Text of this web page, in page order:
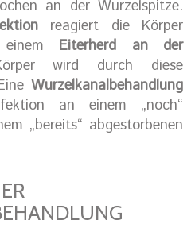
an der Wurzelspitze.
reagiert die Körper
Eiterherd an der
wird durch diese
Wurzelkanalbehandlung
an einem „noch“
„bereits“ abgestorbenen